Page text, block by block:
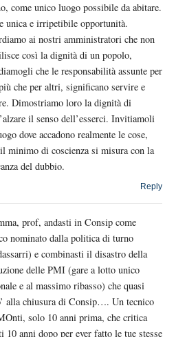
come unico luogo possibile da abitare.
unica e irripetibile opportunità.
ai nostri amministratori che non
così la dignità di un popolo,
che le responsabilità assunte per
che per altri, significano servire e
Dimostriamo loro la dignità di
il senso dell’esserci. Invitiamoli
dove accadono realmente le cose,
minimo di coscienza si misura con la
del dubbio.
Reply
prof, andasti in Consip come
nominato dalla politica di turno
e combinasti il disastro della
delle PMI (gare a lotto unico
e al massimo ribasso) che quasi
alla chiusura di Consip…. Un tecnico
solo 10 anni prima, che critica
10 anni dopo per ever fatto le tue stesse